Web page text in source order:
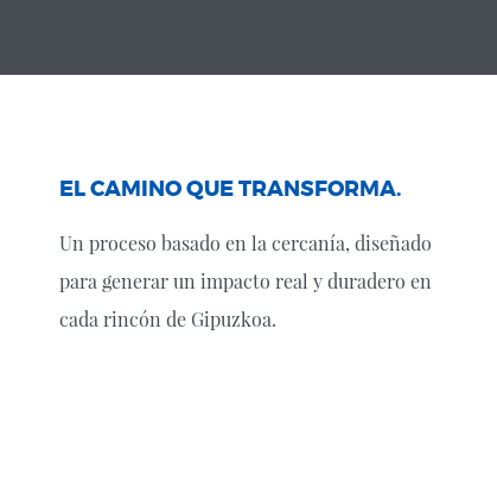
EL CAMINO QUE TRANSFORMA.
Un proceso basado en la cercanía, diseñado
para generar un impacto real y duradero en
cada rincón de Gipuzkoa.